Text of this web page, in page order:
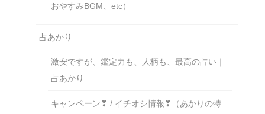
おやすみBGM、etc）
占あかり
激安ですが、鑑定力も、人柄も、最高の占い｜
占あかり
キャンペーン❣ / イチオシ情報❣（あかりの特